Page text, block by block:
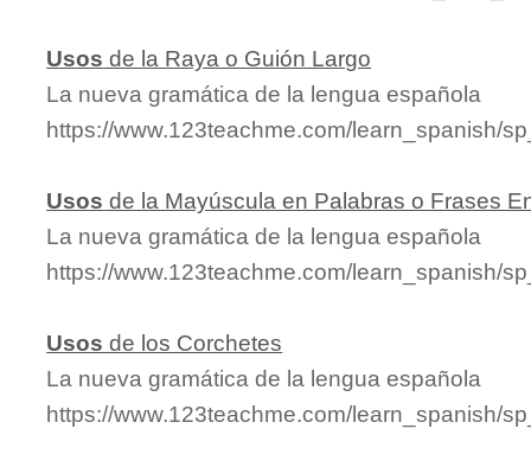
Usos de la Raya o Guión Largo
La nueva gramática de la lengua española
https://www.123teachme.com/learn_spanish/
Usos de la Mayúscula en Palabras o Frases
La nueva gramática de la lengua española
https://www.123teachme.com/learn_spanish/
Usos de los Corchetes
La nueva gramática de la lengua española
https://www.123teachme.com/learn_spanish/